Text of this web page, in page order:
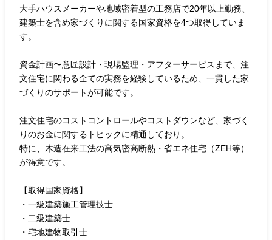
大手ハウスメーカーや地域密着型の工務店で20年以上勤務、
建築士を含め家づくりに関する国家資格を4つ取得していま
す。
資金計画〜意匠設計・現場監理・アフターサービスまで、注
文住宅に関わる全ての実務を経験しているため、一貫した家
づくりのサポートが可能です。
注文住宅のコストコントロールやコストダウンなど、家づく
りのお金に関するトピックに精通しており。
特に、木造在来工法の高気密高断熱・省エネ住宅（ZEH等）
が得意です。
【取得国家資格】
・一級建築施工管理技士
・二級建築士
・宅地建物取引士